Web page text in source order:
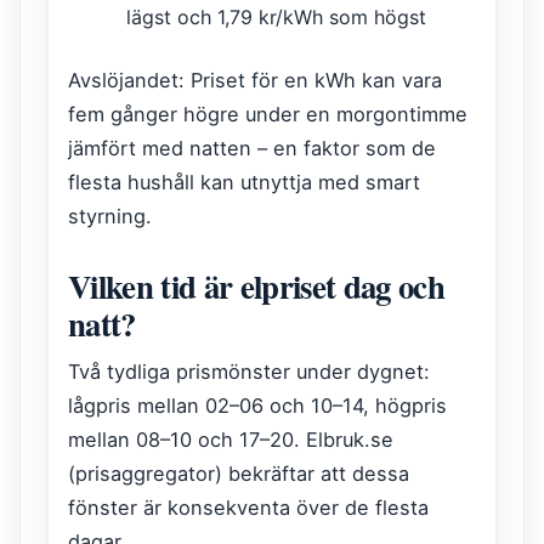
lägst och 1,79 kr/kWh som högst
Avslöjandet: Priset för en kWh kan vara
fem gånger högre under en morgontimme
jämfört med natten – en faktor som de
flesta hushåll kan utnyttja med smart
styrning.
Vilken tid är elpriset dag och
natt?
Två tydliga prismönster under dygnet:
lågpris mellan 02–06 och 10–14, högpris
mellan 08–10 och 17–20. Elbruk.se
(prisaggregator) bekräftar att dessa
fönster är konsekventa över de flesta